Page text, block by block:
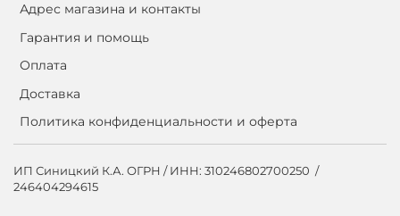
Адрес магазина и контакты
Гарантия и помощь
Оплата
Доставка
Политика конфиденциальности и оферта
ИП Синицкий К.А. ОГРН / ИНН: 310246802700250 /
246404294615